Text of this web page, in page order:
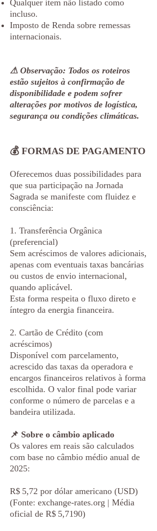
Qualquer item não listado como
incluso.
Imposto de Renda sobre remessas
internacionais.
⚠ Observação: Todos os roteiros
estão sujeitos à confirmação de
disponibilidade e podem sofrer
alterações por motivos de logística,
segurança ou condições climáticas.
💰 FORMAS DE PAGAMENTO
Oferecemos duas possibilidades para
que sua participação na Jornada
Sagrada se manifeste com fluidez e
consciência:
1. Transferência Orgânica
(preferencial)
Sem acréscimos de valores adicionais,
apenas com eventuais taxas bancárias
ou custos de envio internacional,
quando aplicável.
Esta forma respeita o fluxo direto e
íntegro da energia financeira.
2. Cartão de Crédito (com
acréscimos)
Disponível com parcelamento,
acrescido das taxas da operadora e
encargos financeiros relativos à forma
escolhida. O valor final pode variar
conforme o número de parcelas e a
bandeira utilizada.
📌 Sobre o câmbio aplicado
Os valores em reais são calculados
com base no câmbio médio anual de
2025:
R$ 5,72 por dólar americano (USD)
(Fonte: exchange-rates.org | Média
oficial de R$ 5,7190)